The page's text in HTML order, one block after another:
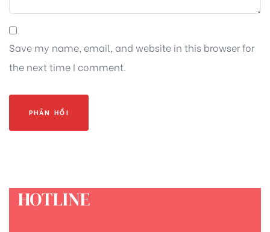
Save my name, email, and website in this browser for
the next time I comment.
HOTLINE